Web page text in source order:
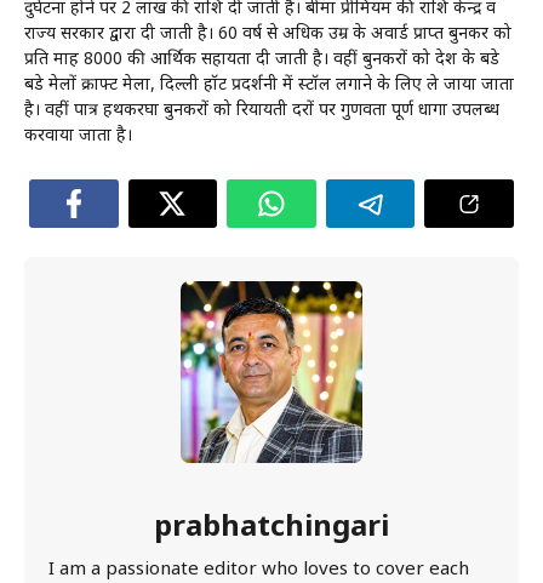
दुर्घटना होने पर 2 लाख की राशि दी जाती है। बीमा प्रीमियम की राशि केन्द्र व
राज्य सरकार द्वारा दी जाती है। 60 वर्ष से अधिक उम्र के अवार्ड प्राप्त बुनकर को
प्रति माह 8000 की आर्थिक सहायता दी जाती है। वहीं बुनकरों को देश के बडे
बडे मेलों क्राफ्ट मेला, दिल्ली हॉट प्रदर्शनी में स्टॉल लगाने के लिए ले जाया जाता
है। वहीं पात्र हथकरघा बुनकरों को रियायती दरों पर गुणवता पूर्ण धागा उपलब्ध
करवाया जाता है।
prabhatchingari
I am a passionate editor who loves to cover each